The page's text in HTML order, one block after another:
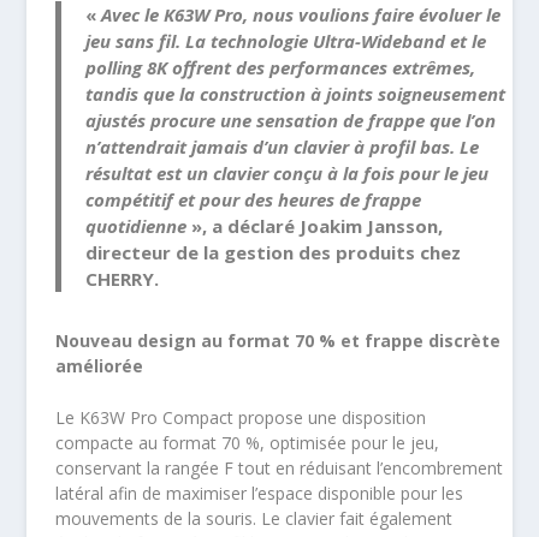
« Avec le K63W Pro, nous voulions faire évoluer le
jeu sans fil. La technologie Ultra-Wideband et le
polling 8K offrent des performances extrêmes,
tandis que la construction à joints soigneusement
ajustés procure une sensation de frappe que l’on
n’attendrait jamais d’un clavier à profil bas. Le
résultat est un clavier conçu à la fois pour le jeu
compétitif et pour des heures de frappe
quotidienne », a déclaré Joakim Jansson,
directeur de la gestion des produits chez
CHERRY.
Nouveau design au format 70 % et frappe discrète
améliorée
Le K63W Pro Compact propose une disposition
compacte au format 70 %, optimisée pour le jeu,
conservant la rangée F tout en réduisant l’encombrement
latéral afin de maximiser l’espace disponible pour les
mouvements de la souris. Le clavier fait également